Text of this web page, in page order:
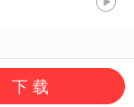
下 载